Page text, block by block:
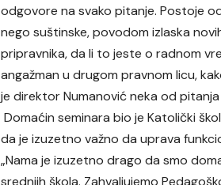
odgovore na svako pitanje. Postoje
nego suštinske, povodom izlaska
pripravnika, da li to jeste o radnom
angažman u drugom pravnom licu,
je direktor Numanović neka od
Domaćin seminara bio je Katolički
da je izuzetno važno da uprava
„Nama je izuzetno drago da smo
srednjih škola. Zahvaljujemo